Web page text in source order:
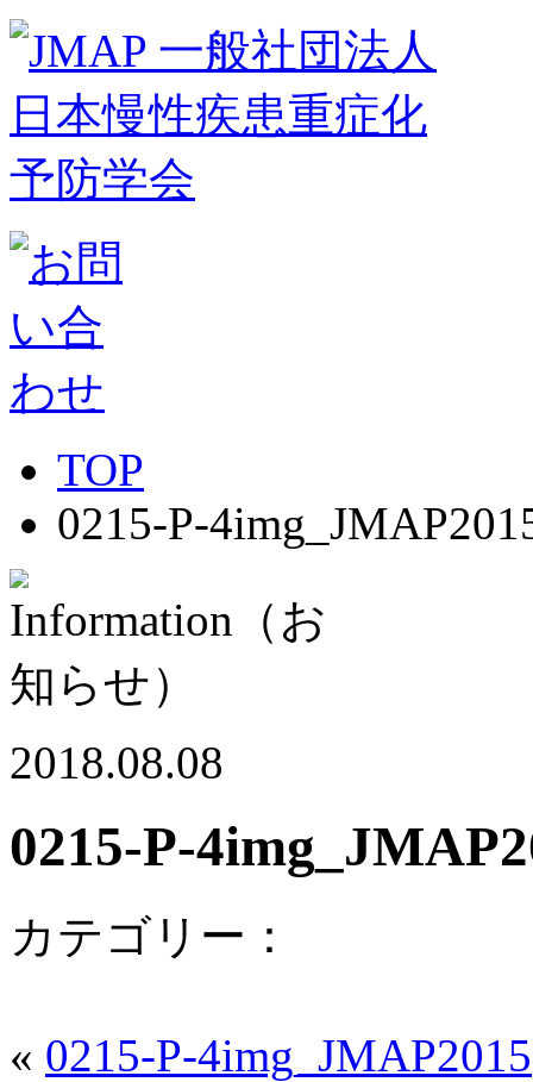
TOP
0215-P-
2018.08.08
0215-P-
カテゴリー：
« 0215-P-4img_JMAP2015